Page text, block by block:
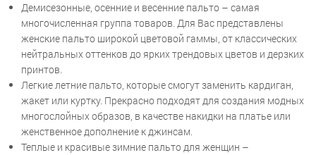
Демисезонные, осенние и весенние пальто – самая
многочисленная группа товаров. Для Вас представлены
женские пальто широкой цветовой гаммы, от классических
нейтральных оттенков до ярких трендовых цветов и дерзких
принтов.
Легкие летние пальто, которые смогут заменить кардиган,
жакет или куртку. Прекрасно подходят для создания модных
многослойных образов, в качестве накидки на платье или
женственное дополнение к джинсам.
Теплые и красивые зимние пальто для женщин –